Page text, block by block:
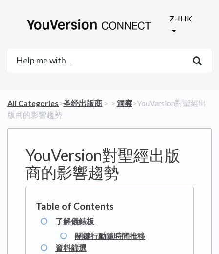
ZHHK
All Categories​>​​圣经出版商 ​ > ​ ​ > ​ ​洞察​>​ YouVersion對聖經出
版商的影響趨勢
YouVersion對聖經出版
商的影響趨勢
了解儀錶板
關鍵行動隨時間推移
資料篩選